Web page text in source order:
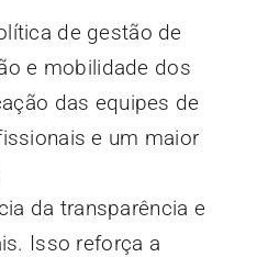
de gestão de
e mobilidade dos
das equipes de
e um maior
da transparência e
Isso reforça a